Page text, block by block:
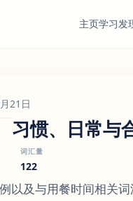
主页学习发
21日
习惯、日常与
词汇量
122
以及与用餐时间相关词